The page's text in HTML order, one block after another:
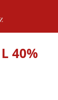
40%